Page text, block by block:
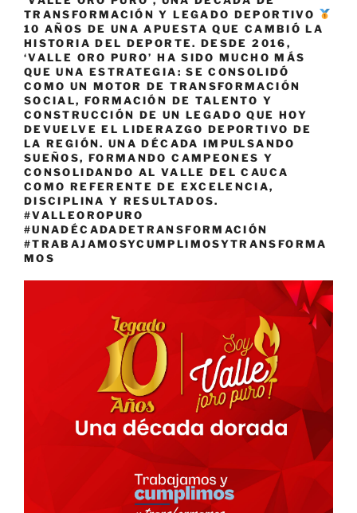
TRANSFORMACIÓN Y LEGADO DEPORTIVO
10 AÑOS DE UNA APUESTA QUE CAMBIÓ LA
HISTORIA DEL DEPORTE. DESDE 2016,
‘VALLE ORO PURO’ HA SIDO MUCHO MÁS
QUE UNA ESTRATEGIA: SE CONSOLIDÓ
COMO UN MOTOR DE TRANSFORMACIÓN
SOCIAL, FORMACIÓN DE TALENTO Y
CONSTRUCCIÓN DE UN LEGADO QUE HOY
DEVUELVE EL LIDERAZGO DEPORTIVO DE
LA REGIÓN. UNA DÉCADA IMPULSANDO
SUEÑOS, FORMANDO CAMPEONES Y
CONSOLIDANDO AL VALLE DEL CAUCA
COMO REFERENTE DE EXCELENCIA,
DISCIPLINA Y RESULTADOS.
#VALLEOROPURO
#UNADÉCADADETRANSFORMACIÓN
#TRABAJAMOSYCUMPLIMOSYTRANSFORMA
MOS